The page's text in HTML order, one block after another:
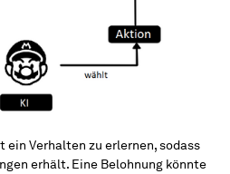
ein Verhalten zu erlernen, sodass
erhält. Eine Belohnung könnte